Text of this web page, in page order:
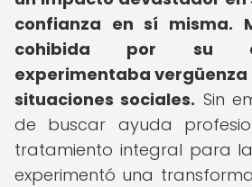
confianza en sí misma.
cohibida por su
experimentaba
situaciones sociales. Sin
de buscar ayuda
tratamiento integral para
experimentó una